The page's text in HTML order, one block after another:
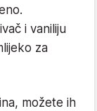
i vaniliju
za
možete ih